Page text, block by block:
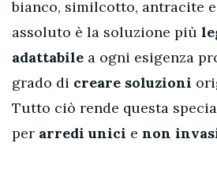
bianco, similcotto, antracite
assoluto è la soluzione più
adattabile a ogni esigenza
grado di creare soluzioni
Tutto ciò rende questa
per arredi unici e non